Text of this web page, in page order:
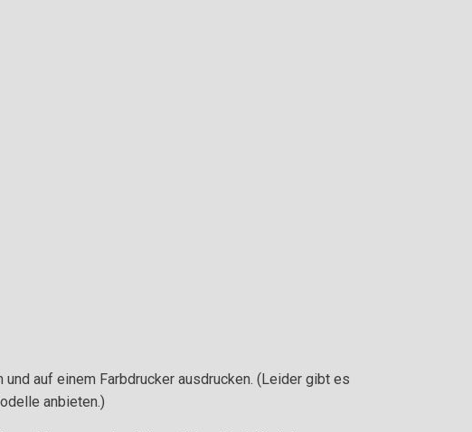
auf einem Farbdrucker ausdrucken. (Leider gibt es
anbieten.)